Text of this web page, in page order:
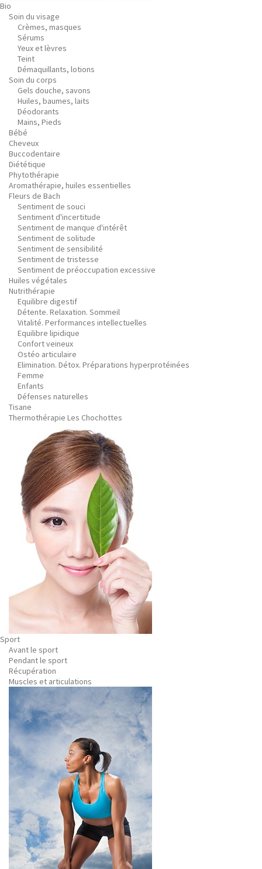
Bio
Soin du visage
Crèmes, masques
Sérums
Yeux et lèvres
Teint
Démaquillants, lotions
Soin du corps
Gels douche, savons
Huiles, baumes, laits
Déodorants
Mains, Pieds
Bébé
Cheveux
Buccodentaire
Diététique
Phytothérapie
Aromathérapie, huiles essentielles
Fleurs de Bach
Sentiment de souci
Sentiment d'incertitude
Sentiment de manque d'intérêt
Sentiment de solitude
Sentiment de sensibilité
Sentiment de tristesse
Sentiment de préoccupation excessive
Huiles végétales
Nutrithérapie
Equilibre digestif
Détente. Relaxation. Sommeil
Vitalité. Performances intellectuelles
Equilibre lipidique
Confort veineux
Ostéo articulaire
Elimination. Détox. Préparations hyperprotéinées
Femme
Enfants
Défenses naturelles
Tisane
Thermothérapie Les Chochottes
Sport
Avant le sport
Pendant le sport
Récupération
Muscles et articulations